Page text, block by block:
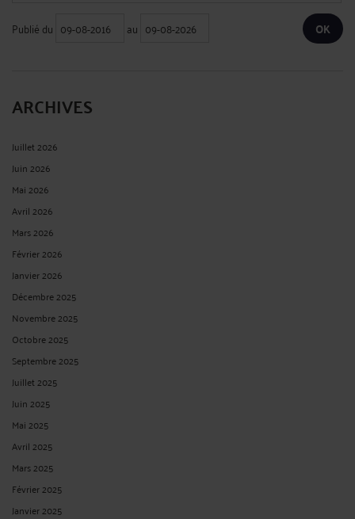
Publié du au
ARCHIVES
Juillet 2026
Juin 2026
Mai 2026
Avril 2026
Mars 2026
Février 2026
Janvier 2026
Décembre 2025
Novembre 2025
Octobre 2025
Septembre 2025
Juillet 2025
Juin 2025
Mai 2025
Avril 2025
Mars 2025
Février 2025
Janvier 2025